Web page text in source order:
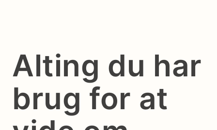
Alting du har
brug for at